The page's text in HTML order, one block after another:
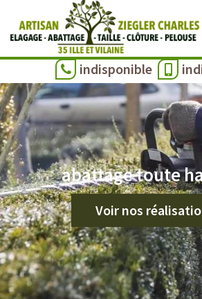
indisponible
abattage toute
Voir nos